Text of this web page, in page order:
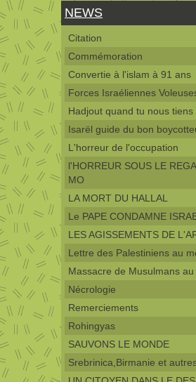
NEWS
Citation
Commémoration
Convertie à l'islam à 91 ans
Forces Israéliennes
Hadjout quand tu nous tiens
Isarël guide du bon
L'horreur de l'occupation
l'HORREUR SOUS LE
MO
LA MORT DU HALLAL
Le PAPE CONDAMNE
LES AGISSEMENTS DE
Lettre des Palestiniens au
Massacre de Musulmans au
Nécrologie
Remerciements
Rohingyas
SAUVONS LE MONDE
Srebrinica,Birmanie et